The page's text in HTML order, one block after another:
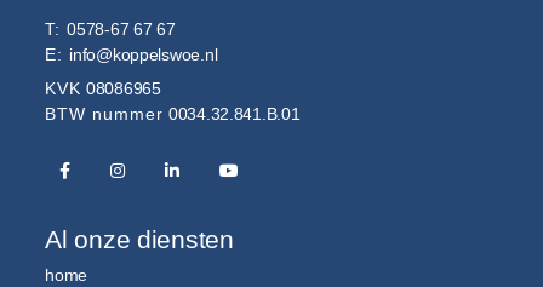
T:0578-67 67 67
E: info@koppelswoe.nl
KVK 08086965
BTW nummer 0034.32.841.B.01
Al onze diensten
home